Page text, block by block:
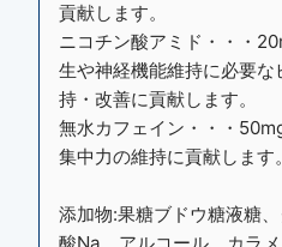
貢献します。
ニコチン酸アミド・・・
生や神経機能維持に必要
持・改善に貢献します。
無水カフェイン・・・
集中力の維持に貢献します。
添加物:果糖ブドウ糖液糖